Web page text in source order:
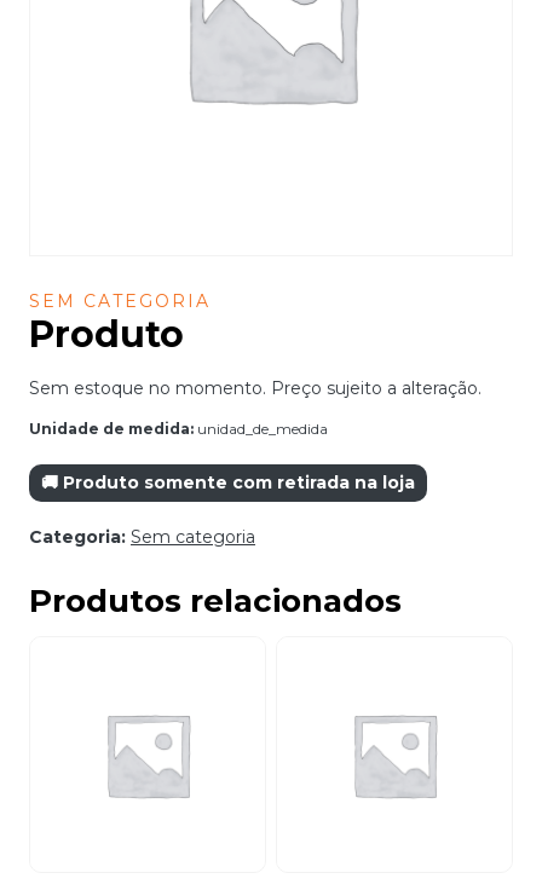
SEM CATEGORIA
Produto
Sem estoque no momento. Preço sujeito a alteração.
Unidade de medida: unidad_de_medida
🚚 Produto somente com retirada na loja
Categoria: Sem categoria
Produtos relacionados